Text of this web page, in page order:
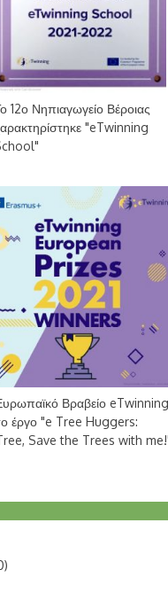
12ο Νηπιαγωγείο Βέροιας
"eTwinning
Βραβείο eTwinning
έργο "e Tree Huggers:
Save the Trees with